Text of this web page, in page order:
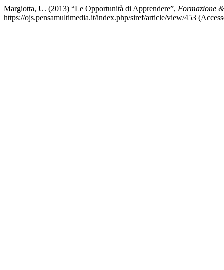
Margiotta, U. (2013) “Le Opportunità di Apprendere”, Formazione
https://ojs.pensamultimedia.it/index.php/siref/article/view/453